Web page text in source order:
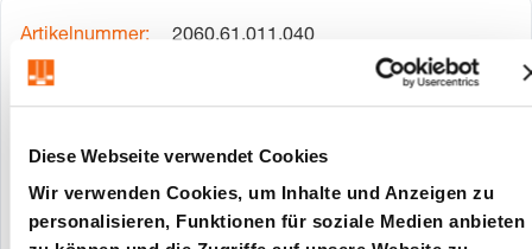
Diese Webseite verwendet Cookies
Wir verwenden Cookies, um Inhalte und Anzeigen zu
personalisieren, Funktionen für soziale Medien anbieten
2060.61.011.040